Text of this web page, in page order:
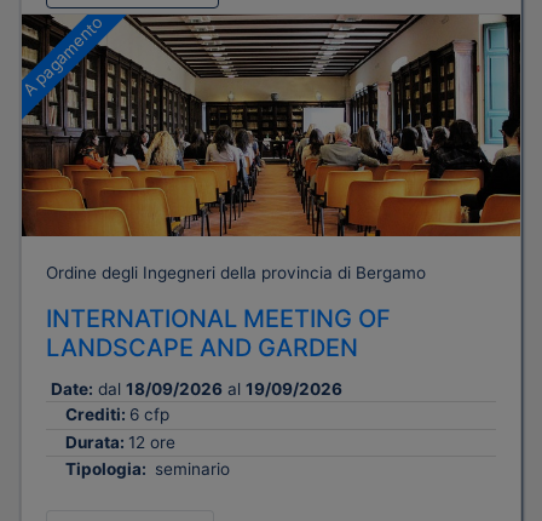
A pagamento
Ordine degli Ingegneri della provincia di Bergamo
INTERNATIONAL MEETING OF
LANDSCAPE AND GARDEN
Date: dal 18/09/2026 al 19/09/2026
Crediti: 6 cfp
Durata: 12 ore
Tipologia: seminario